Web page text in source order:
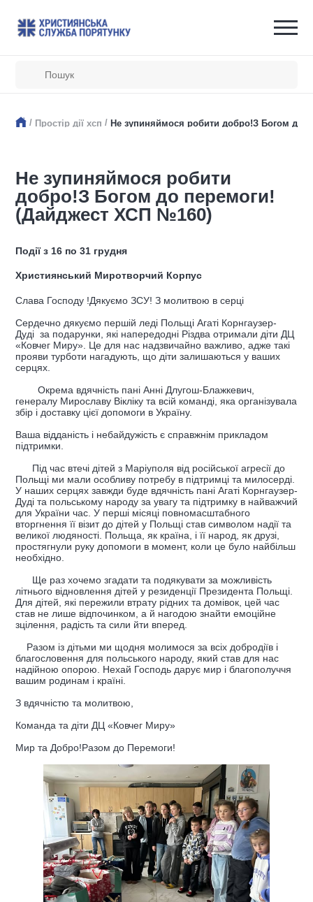
/ Простір дії хсп / Не зупиняймося робити добро!З Богом до
Не зупиняймося робити
добро!З Богом до перемоги!
(Дайджест ХСП №160)
Події з 16 по 31 грудня
Християнський Миротворчий Корпус
Слава Господу !Дякуємо ЗСУ! З молитвою в серці
Сердечно дякуємо першій леді Польщі Агаті Корнгаузер-
Дуді за подарунки, які напередодні Різдва отримали діти ДЦ
«Ковчег Миру». Це для нас надзвичайно важливо, адже такі
прояви турботи нагадують, що діти залишаються у ваших
серцях.
Окрема вдячність пані Анні Длугош-Блажкевич,
генералу Мирославу Вікліку та всій команді, яка організувала
збір і доставку цієї допомоги в Україну.
Ваша відданість і небайдужість є справжнім прикладом
підтримки.
Під час втечі дітей з Маріуполя від російської агресії до
Польщі ми мали особливу потребу в підтримці та милосерді.
У наших серцях завжди буде вдячність пані Агаті Корнгаузер-
Дуді та польському народу за увагу та підтримку в найважчий
для України час. У перші місяці повномасштабного
вторгнення її візит до дітей у Польщі став символом надії та
великої людяності. Польща, як країна, і її народ, як друзі,
простягнули руку допомоги в момент, коли це було найбільш
необхідно.
Ще раз хочемо згадати та подякувати за можливість
літнього відновлення дітей у резиденції Президента Польщі.
Для дітей, які пережили втрату рідних та домівок, цей час
став не лише відпочинком, а й нагодою знайти емоційне
зцілення, радість та сили йти вперед.
Разом із дітьми ми щодня молимося за всіх добродіїв і
благословення для польського народу, який став для нас
надійною опорою. Нехай Господь дарує мир і благополуччя
вашим родинам і країні.
З вдячністю та молитвою,
Команда та діти ДЦ «Ковчег Миру»
Мир та Добро!Разом до Перемоги!